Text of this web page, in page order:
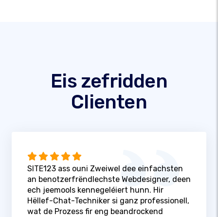
Eis zefridden
Clienten
SITE123 ass ouni Zweiwel dee einfachsten
an benotzerfrëndlechste Webdesigner, deen
ech jeemools kennegeléiert hunn. Hir
Hëllef-Chat-Techniker si ganz professionell,
wat de Prozess fir eng beandrockend